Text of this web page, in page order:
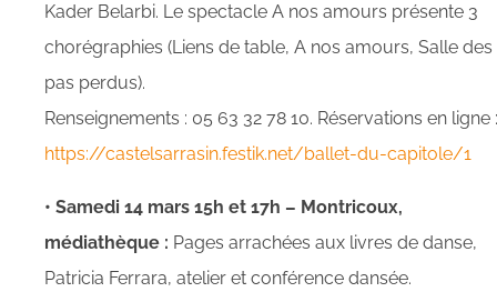
Kader Belarbi. Le spectacle A nos amours présente 3
chorégraphies (Liens de table, A nos amours, Salle des
pas perdus).
Renseignements : 05 63 32 78 10. Réservations en ligne :
https://castelsarrasin.festik.net/ballet-du-capitole/1
• Samedi 14 mars 15h et 17h – Montricoux,
médiathèque : Pages arrachées aux livres de danse,
Patricia Ferrara, atelier et conférence dansée.